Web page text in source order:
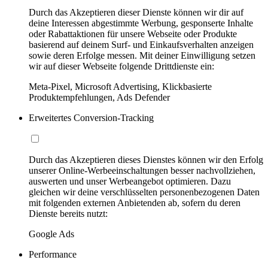
Durch das Akzeptieren dieser Dienste können wir dir auf
deine Interessen abgestimmte Werbung, gesponserte Inhalte
oder Rabattaktionen für unsere Webseite oder Produkte
basierend auf deinem Surf- und Einkaufsverhalten anzeigen
sowie deren Erfolge messen. Mit deiner Einwilligung setzen
wir auf dieser Webseite folgende Drittdienste ein:
Meta-Pixel, Microsoft Advertising, Klickbasierte
Produktempfehlungen, Ads Defender
Erweitertes Conversion-Tracking
Durch das Akzeptieren dieses Dienstes können wir den Erfolg
unserer Online-Werbeeinschaltungen besser nachvollziehen,
auswerten und unser Werbeangebot optimieren. Dazu
gleichen wir deine verschlüsselten personenbezogenen Daten
mit folgenden externen Anbietenden ab, sofern du deren
Dienste bereits nutzt:
Google Ads
Performance